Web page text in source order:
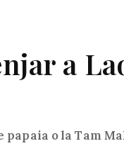
a
papaia o la Tam